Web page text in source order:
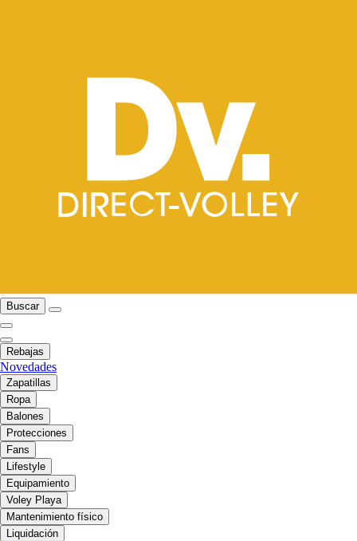
Buscar
Rebajas
Novedades
Zapatillas
Ropa
Balones
Protecciones
Fans
Lifestyle
Equipamiento
Voley Playa
Mantenimiento físico
Liquidación